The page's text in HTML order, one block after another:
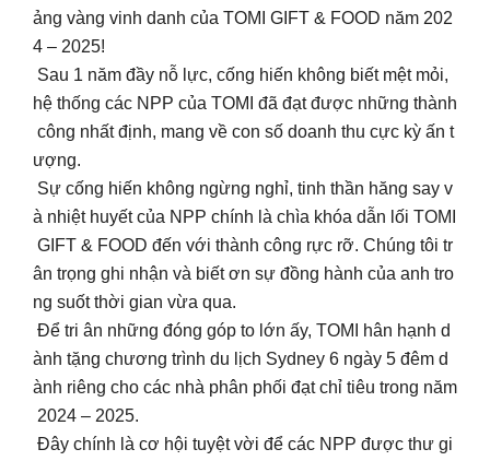
ảng vàng vinh danh của TOMI GIFT & FOOD năm 202
4 – 2025!
Sau 1 năm đầy nỗ lực, cống hiến không biết mệt mỏi,
hệ thống các NPP của TOMI đã đạt được những thành
công nhất định, mang về con số doanh thu cực kỳ ấn t
ượng.
Sự cống hiến không ngừng nghỉ, tinh thần hăng say v
à nhiệt huyết của NPP chính là chìa khóa dẫn lối TOMI
GIFT & FOOD đến với thành công rực rỡ. Chúng tôi tr
ân trọng ghi nhận và biết ơn sự đồng hành của anh tro
ng suốt thời gian vừa qua.
Để tri ân những đóng góp to lớn ấy, TOMI hân hạnh d
ành tặng chương trình du lịch Sydney 6 ngày 5 đêm d
ành riêng cho các nhà phân phối đạt chỉ tiêu trong năm
2024 – 2025.
Đây chính là cơ hội tuyệt vời để các NPP được thư gi